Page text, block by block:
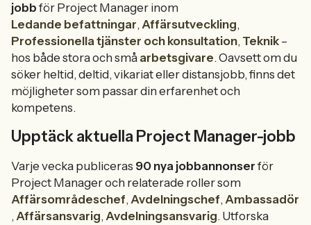
jobb för Project Manager inom
Ledande befattningar,Affärsutveckling,
Professionella tjänster och konsultation, Teknik –
hos både stora och små arbetsgivare. Oavsett om du
söker heltid, deltid, vikariat eller distansjobb, finns det
möjligheter som passar din erfarenhet och
kompetens.
Upptäck aktuella Project Manager-jobb
Varje vecka publiceras 90 nya jobbannonser för
Project Manager och relaterade roller som
Affärsområdeschef,Avdelningschef,Ambassadör
,Affärsansvarig,Avdelningsansvarig. Utforska